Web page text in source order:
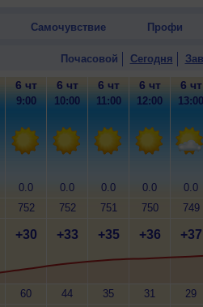
Самочувствие Профи
Почасовой Сегодня
6 чт
9:00
0.0
752
+30
60
6 чт
10:00
0.0
752
+33
44
6 чт
11:00
0.0
751
+35
35
6 чт
12:00
0.0
750
+36
31
6 чт
13:00
0.0
749
+37
29